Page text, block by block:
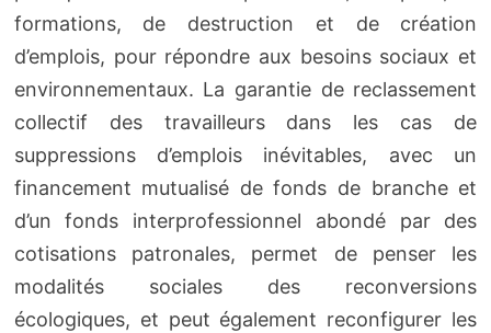
formations, de destruction et de création
d’emplois, pour répondre aux besoins sociaux et
environnementaux. La garantie de reclassement
collectif des travailleurs dans les cas de
suppressions d’emplois inévitables, avec un
financement mutualisé de fonds de branche et
d’un fonds interprofessionnel abondé par des
cotisations patronales, permet de penser les
modalités sociales des reconversions
écologiques, et peut également reconfigurer les